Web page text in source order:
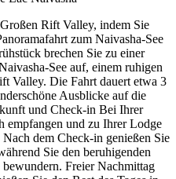
Rift Valley, indem Sie
zum Naivasha-See
brechen Sie zu einer
See auf, einem ruhigen
Valley. Die Fahrt dauert etwa 3
Ausblicke auf die
und Check-in Bei Ihrer
empfangen und zu Ihrer Lodge
dem Check-in genießen Sie
Sie den beruhigenden
Freier Nachmittag